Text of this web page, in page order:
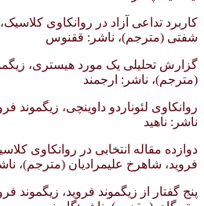
کاربرد تداعی آزاد در روانکاوی
شفتی (مترجم)، ناشر: ققنوس
گزارش تحلیلی یک مورد هیستری،
(مترجم)، ناشر: ارجمند
روانکاوی لئوناردو داوینچی، زیگموند
ناشر: ناهید
دوازده مقاله انتخابی در روانکاوی
فروید، شاهرخ علیمرادیان (مترجم)،
پنج گفتار از زیگموند فروید، زیگموند